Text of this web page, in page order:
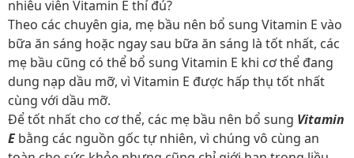
nhiêu viên Vitamin E thỉ đủ?
Theo các chuyên gia, mẹ bầu nên bổ sung Vitamin E vào
bữa ăn sáng hoặc ngay sau bữa ăn sáng là tốt nhất, các
mẹ bầu cũng có thể bổ sung Vitamin E khi cơ thể đang
dung nạp dầu mỡ, vì Vitamin E được hấp thụ tốt nhất
cùng với dầu mỡ.
Để tốt nhất cho cơ thể, các mẹ bầu nên bổ sung Vitamin
E bằng các nguồn gốc tự nhiên, vì chúng vô cùng an